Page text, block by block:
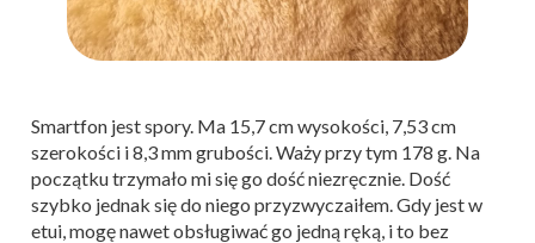
Smartfon jest spory. Ma 15,7 cm wysokości, 7,53 cm
szerokości i 8,3 mm grubości. Waży przy tym 178 g. Na
początku trzymało mi się go dość niezręcznie. Dość
szybko jednak się do niego przyzwyczaiłem. Gdy jest w
etui, mogę nawet obsługiwać go jedną ręką, i to bez